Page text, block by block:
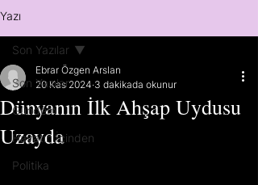
Yazı
Son Yazılar
Gündem
Hayatın İçinden
Politika
Son Yazılar
Dünyanın İlk Ahşap Uydusu
Uzayda
Ebrar Özgen Arslan
20 Kas 2024 3 dakikada okunur